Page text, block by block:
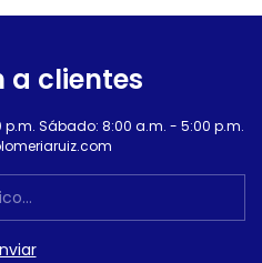
a clientes
p.m. Sábado: 8:00 a.m. - 5:00 p.m.